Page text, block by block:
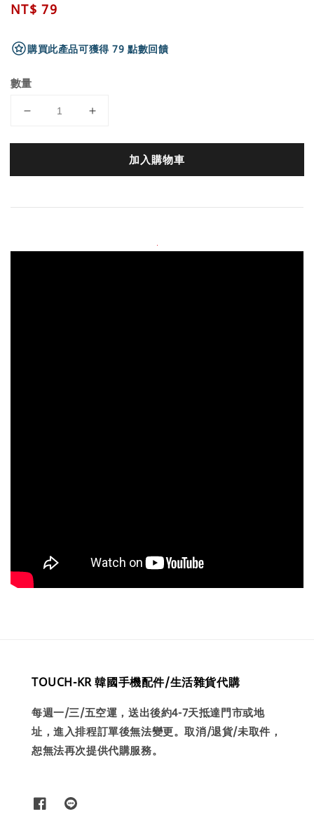
Regular
NT$ 79
購買此產品可獲得 79 點數回饋
數量
加入購物車
TOUCH-KR 韓國手機配件/生活雜貨代購
每週一/三/五空運，送出後約4-7天抵達門市或地
址，進入排程訂單後無法變更。取消/退貨/未取件，
恕無法再次提供代購服務。